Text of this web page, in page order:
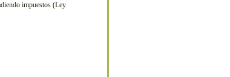
impuestos (Ley